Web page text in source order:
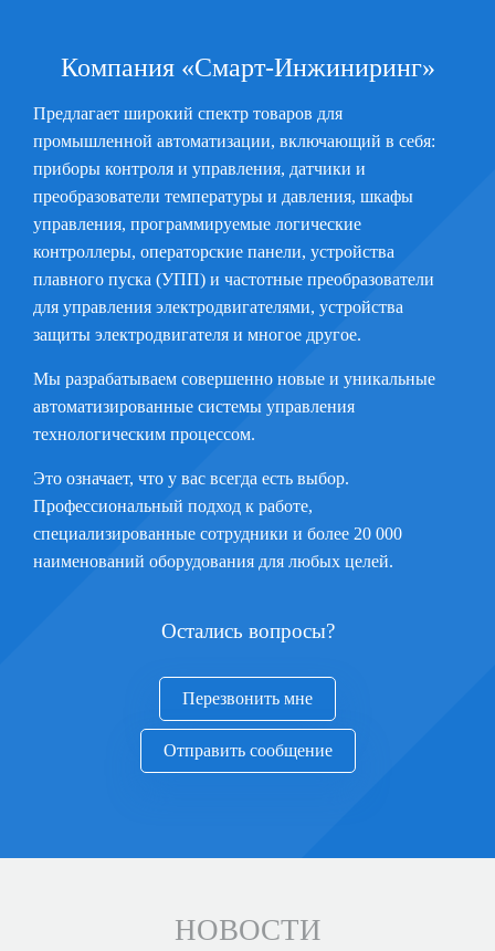
Компания «Смарт-Инжиниринг»
Предлагает широкий спектр товаров для
промышленной автоматизации, включающий в себя:
приборы контроля и управления, датчики и
преобразователи температуры и давления, шкафы
управления, программируемые логические
контроллеры, операторские панели, устройства
плавного пуска (УПП) и частотные преобразователи
для управления электродвигателями, устройства
защиты электродвигателя и многое другое.
Мы разрабатываем совершенно новые и уникальные
автоматизированные системы управления
технологическим процессом.
Это означает, что у вас всегда есть выбор.
Профессиональный подход к работе,
специализированные сотрудники и более 20 000
наименований оборудования для любых целей.
Остались вопросы?
Перезвонить мне
Отправить сообщение
НОВОСТИ